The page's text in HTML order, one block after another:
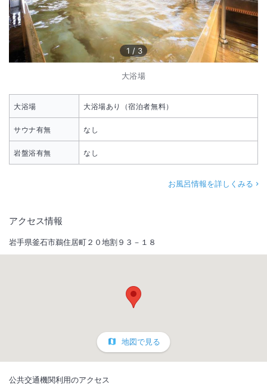
1 / 3
大浴場
大浴場 大浴場あり（宿泊者無料）
サウナ有無 なし
岩盤浴有無 なし
お風呂情報を詳しくみる
アクセス情報
岩手県釜石市鵜住居町２０地割９３－１８
地図で見る
公共交通機関利用のアクセス